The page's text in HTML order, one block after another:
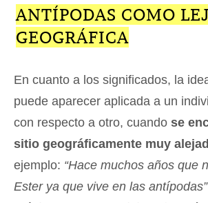
ANTÍPODAS COMO
GEOGRÁFICA
En cuanto a los significados, la
puede aparecer aplicada a un
con respecto a otro, cuando se
sitio geográficamente muy
ejemplo: “Hace muchos años que
Ester ya que vive en las antípodas”